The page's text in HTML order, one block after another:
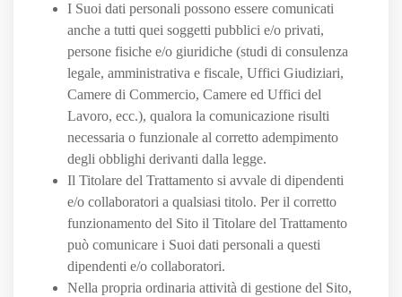
I Suoi dati personali possono essere comunicati
anche a tutti quei soggetti pubblici e/o privati,
persone fisiche e/o giuridiche (studi di consulenza
legale, amministrativa e fiscale, Uffici Giudiziari,
Camere di Commercio, Camere ed Uffici del
Lavoro, ecc.), qualora la comunicazione risulti
necessaria o funzionale al corretto adempimento
degli obblighi derivanti dalla legge.
Il Titolare del Trattamento si avvale di dipendenti
e/o collaboratori a qualsiasi titolo. Per il corretto
funzionamento del Sito il Titolare del Trattamento
può comunicare i Suoi dati personali a questi
dipendenti e/o collaboratori.
Nella propria ordinaria attività di gestione del Sito,